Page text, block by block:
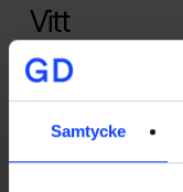
Samtycke
Vitt
Om vitt och svart
Om vi skulle fråga
båda är så pass